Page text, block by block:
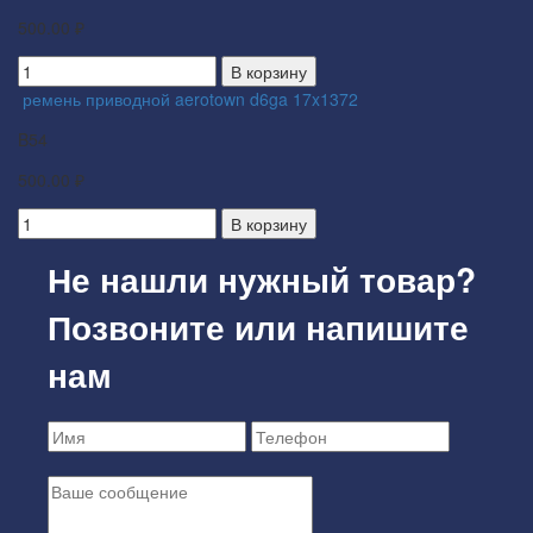
500.00 ₽
В корзину
ремень приводной aerotown d6ga 17x1372
B54
500.00 ₽
В корзину
Не нашли нужный товар?
Позвоните или напишите
нам